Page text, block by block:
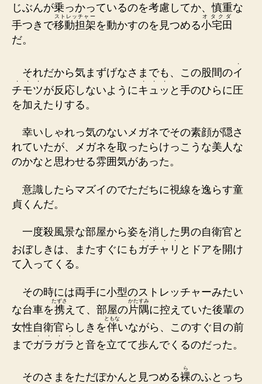
じぶんが乗っかっているのを考慮してか、慎重な
手つきで移動担架
ストレッチャー
を動かすのを見つめる小宅田
オタクダ
だ。
それだから気まずげなさまでも、この股間のイ
・
チ
・
モ
・
ツ
・
が反応しないようにキ
・
ュ
・
ッ
・
と手のひらに圧
を加えたりする。
幸いしゃれっ気のないメガネでその素顔が隠さ
れていたが、メガネを取ったらけっこうな美人な
のかなと思わせる雰囲気があった。
意識したらマズイのでただちに視線を逸らす童
貞くんだ。
一度殺風景な部屋から姿を消した男の自衛官と
おぼしきは、またすぐにも ガ
・
チ
・
ャ
・
リ
・
とドアを開け
て入ってくる。
その時には両手に小型のストレッチャーみたい
な台車を携
たずさ
えて、部屋の片隅
かたすみ
に控えていた後輩の
女性自衛官らしきを伴
ともな
いながら、このすぐ目の前
までガ
・
ラ
・
ガ
・
ラ
・
と音を立てて歩んでくるのだった。
そのさまをただぽかんと見つめる裸
ら
のふとっち